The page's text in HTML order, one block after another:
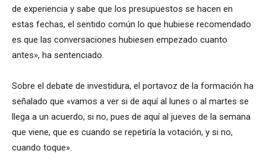
de experiencia y sabe que los presupuestos se hacen en
estas fechas, el sentido común lo que hubiese recomendado
es que las conversaciones hubiesen empezado cuanto
antes», ha sentenciado.
Sobre el debate de investidura, el portavoz de la formación ha
señalado que «vamos a ver si de aquí al lunes o al martes se
llega a un acuerdo, si no, pues de aquí al jueves de la semana
que viene, que es cuando se repetiría la votación, y si no,
cuando toque».